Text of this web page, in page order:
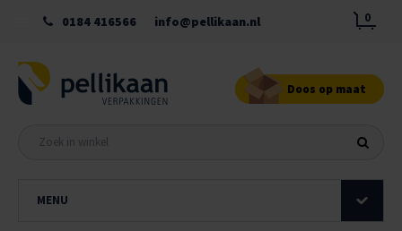
0184 416566 info@pellikaan.nl 0
Doos op maat
MENU